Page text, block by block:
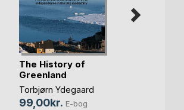
The History of
Greenland
Torbjørn Ydegaard
99,00kr. E-bog